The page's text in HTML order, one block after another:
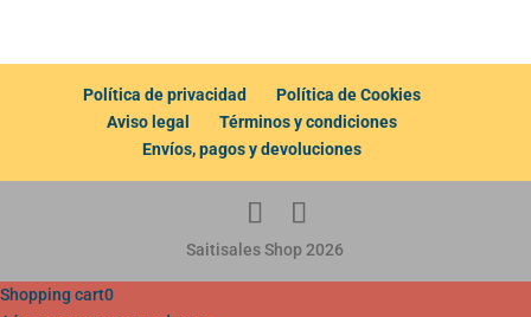
Política de privacidad
Política de Cookies
Aviso legal
Términos y condiciones
Envíos, pagos y devoluciones
Saitisales Shop 2026
Shopping cart0